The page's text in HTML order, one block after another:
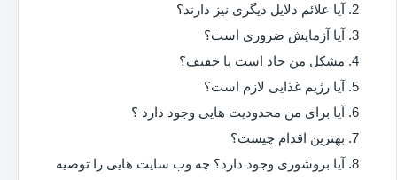
آیا علائم دلایل دیگری نیز دارند؟
آیا آزمایش ضروری است؟
مشکل من حاد است یا خفیف؟
آیا رژیم غذایی لازم است؟
آیا برای من محدودیت هایی وجود دارد ؟
بهترین اقدام چیست؟
آیا بروشوری وجود دارد؟ چه وب سایت هایی را توصیه